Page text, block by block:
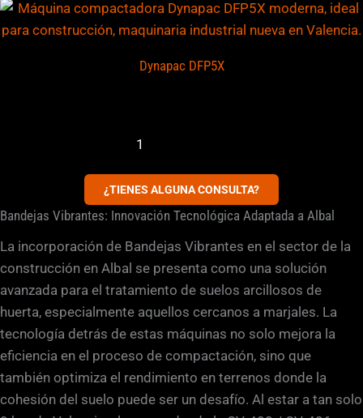
Dynapac DFP5X
1
¿TIENES ALGUNA CONSULTA?
Bandejas Vibrantes: Innovación Tecnológica Adaptada a Albal
La incorporación de Bandejas Vibrantes en el sector de la
construcción en Albal se presenta como una solución
avanzada para el tratamiento de suelos arcillosos de
huerta, especialmente aquellos cercanos a marjales. La
tecnología detrás de estas máquinas no solo mejora la
eficiencia en el proceso de compactación, sino que
también optimiza el rendimiento en terrenos donde la
cohesión del suelo puede ser un desafío. Al estar a tan solo